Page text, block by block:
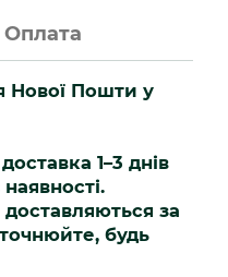
Оплата
Нової Пошти у
1–3 днів
за
будь